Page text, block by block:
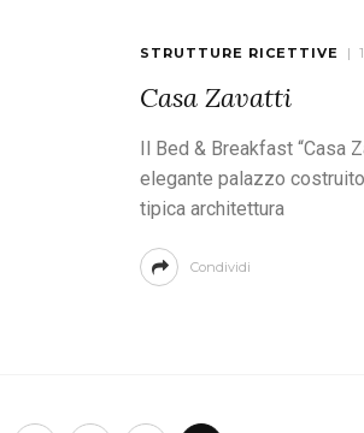
STRUTTURE RICETTIVE
Casa Zavatti
Il Bed & Breakfast “Casa
elegante palazzo
tipica architettura
Condividi